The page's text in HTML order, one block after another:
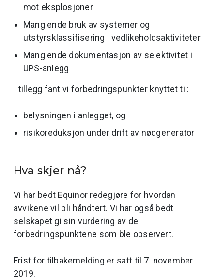
mot eksplosjoner
Manglende bruk av systemer og
utstyrsklassifisering i vedlikeholdsaktiviteter
Manglende dokumentasjon av selektivitet i
UPS-anlegg
I tillegg fant vi forbedringspunkter knyttet til:
belysningen i anlegget, og
risikoreduksjon under drift av nødgenerator
Hva skjer nå?
Vi har bedt Equinor redegjøre for hvordan
avvikene vil bli håndtert. Vi har også bedt
selskapet gi sin vurdering av de
forbedringspunktene som ble observert.
Frist for tilbakemelding er satt til 7. november
2019.